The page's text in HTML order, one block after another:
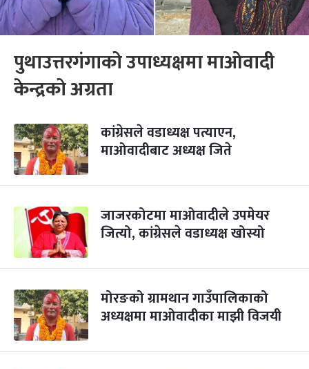
पुथाउत्तरगंगाको उपाध्यक्षमा माओवादी
केन्द्रको अग्रता
कांग्रेसले वडाध्यक्ष पत्याएन,
माओवादीबाट अध्यक्ष जिते
जाजरकोटमा माओवादीले उपमेयर
जित्यो, कांग्रेसले वडाध्यक्ष खोस्यो
मोरङको ग्रामथान गाउँपालिकाको
अध्यक्षमा माओवादीका माझी विजयी